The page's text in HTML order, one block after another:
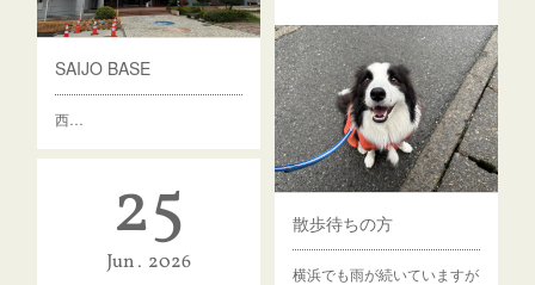
SAIJO BASE
西…
散歩待ちの方
横浜でも雨が続いていますが
25
Jun 2026